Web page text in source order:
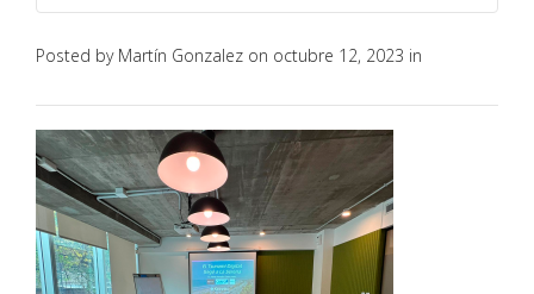
Posted by Martín Gonzalez on octubre 12, 2023 in